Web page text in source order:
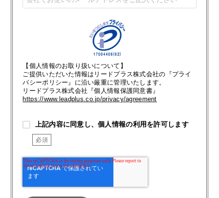
【個人情報のお取り扱いについて】
ご提供いただいた情報はリードプラス株式会社の『プライ
バシーポリシー』に沿い厳重に管理いたします。
リードプラス株式会社『個人情報保護同意書』
https://www.leadplus.co.jp/privacy/agreement
上記内容に同意し、個人情報の利用を許可します